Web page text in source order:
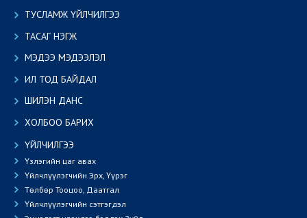
ТУСЛАМЖ ҮЙЛЧИЛГЭЭ
ТАСАГ НЭГЖ
МЭДЭЭ МЭДЭЭЛЭЛ
ИЛ ТОД БАЙДАЛ
ШИЛЭН ДАНС
ХОЛБОО БАРИХ
ҮЙЛЧИЛГЭЭ
Үзлэгийн цаг авах
Үйлчлүүлэгчийн Эрх, Үүрэг
Төлбөр Тооцоо, Даатгал
Үйлчлүүлэгчийн сэтгэгдэл